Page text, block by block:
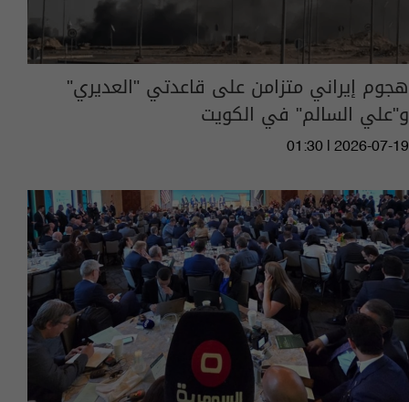
هجوم إيراني متزامن على قاعدتي "العديري"
و"علي السالم" في الكويت
01:30 | 2026-07-19